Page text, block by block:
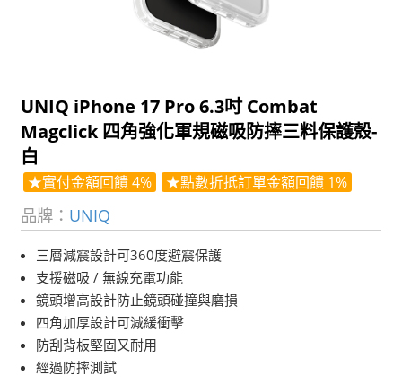
UNIQ iPhone 17 Pro 6.3吋 Combat
Magclick 四角強化軍規磁吸防摔三料保護殼-
白
★實付金額回饋 4% ★點數折抵訂單金額回饋 1%
品牌： UNIQ
三層減震設計可360度避震保護
支援磁吸 / 無線充電功能
鏡頭增高設計防止鏡頭碰撞與磨損
四角加厚設計可減緩衝擊
防刮背板堅固又耐用
經過防摔測試